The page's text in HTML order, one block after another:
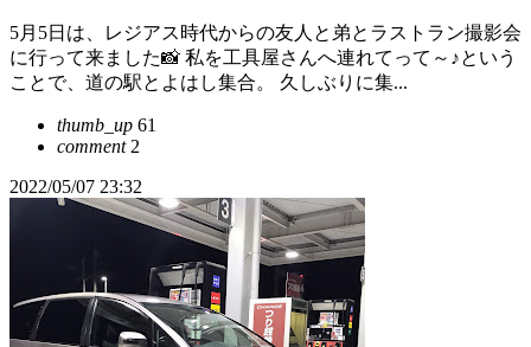
5月5日は、レジアス時代からの友人と弟とラストラン撮影会
に行って来ました📸 私を工具屋さんへ連れてって～♪という
ことで、道の駅とよはし集合。 久しぶりに集...
thumb_up 61
comment2
2022/05/07 23:32